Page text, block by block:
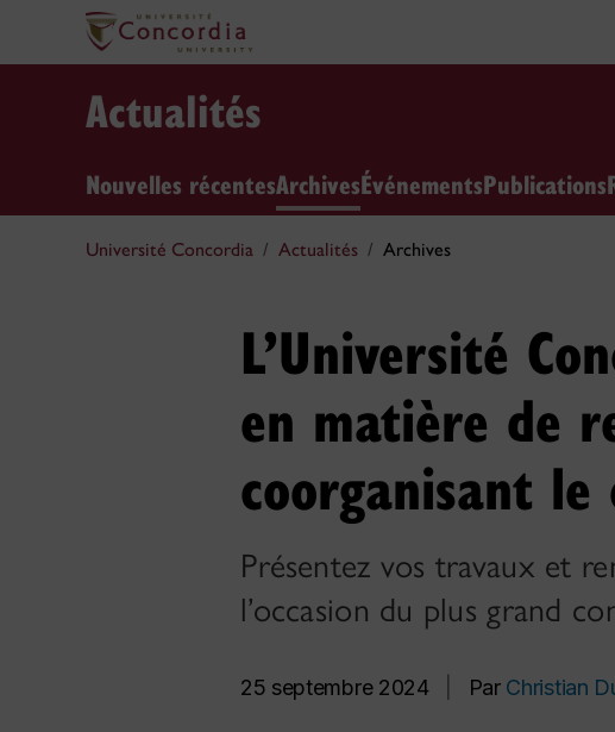
Actualités
Nouvelles récentesArchivesÉvénementsPublications
Université Concordia Actualités Archives
L’Université
en matière de
coorganisant le
Présentez vos travaux et
l’occasion du plus grand
25 septembre 2024 Par Christian